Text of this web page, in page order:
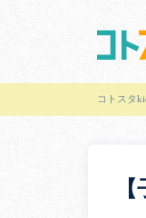
コトスタ